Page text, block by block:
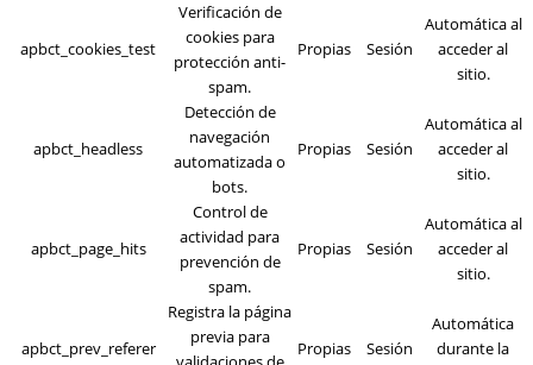
apbct_cookies_test
Verificación de
cookies para
protección anti-
spam.
Propias Sesión
Automática al
acceder al
sitio.
apbct_headless
Detección de
navegación
automatizada o
bots.
Propias Sesión
Automática al
acceder al
sitio.
apbct_page_hits
Control de
actividad para
prevención de
spam.
Propias Sesión
Automática al
acceder al
sitio.
apbct_prev_referer
Registra la página
previa para
Propias Sesión
Automática
durante la